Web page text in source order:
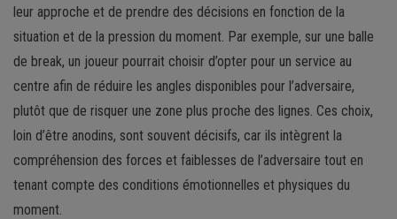
leur approche et de prendre des décisions en fonction de la
situation et de la pression du moment. Par exemple, sur une balle
de break, un joueur pourrait choisir d’opter pour un service au
centre afin de réduire les angles disponibles pour l’adversaire,
plutôt que de risquer une zone plus proche des lignes. Ces choix,
loin d’être anodins, sont souvent décisifs, car ils intègrent la
compréhension des forces et faiblesses de l’adversaire tout en
tenant compte des conditions émotionnelles et physiques du
moment.